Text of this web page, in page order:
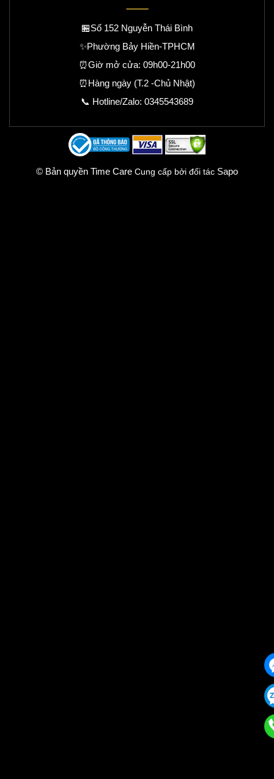
🏪Số 152 Nguyễn Thái Bình
✨Phường Bảy Hiền-TPHCM
⏰Giờ mở cửa: 09h00-21h00
⏰Hàng ngày (T.2 -Chủ Nhật)
📞 Hotline/Zalo: 0345543689
© Bản quyền Time Care Cung cấp bởi đối tác Sapo